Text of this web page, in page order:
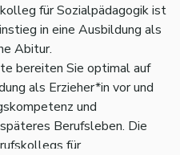
für Sozialpädagogik ist
in eine Ausbildung als
Abitur.
bereiten Sie optimal auf
als Erzieher*in vor und
und
Berufsleben. Die
für